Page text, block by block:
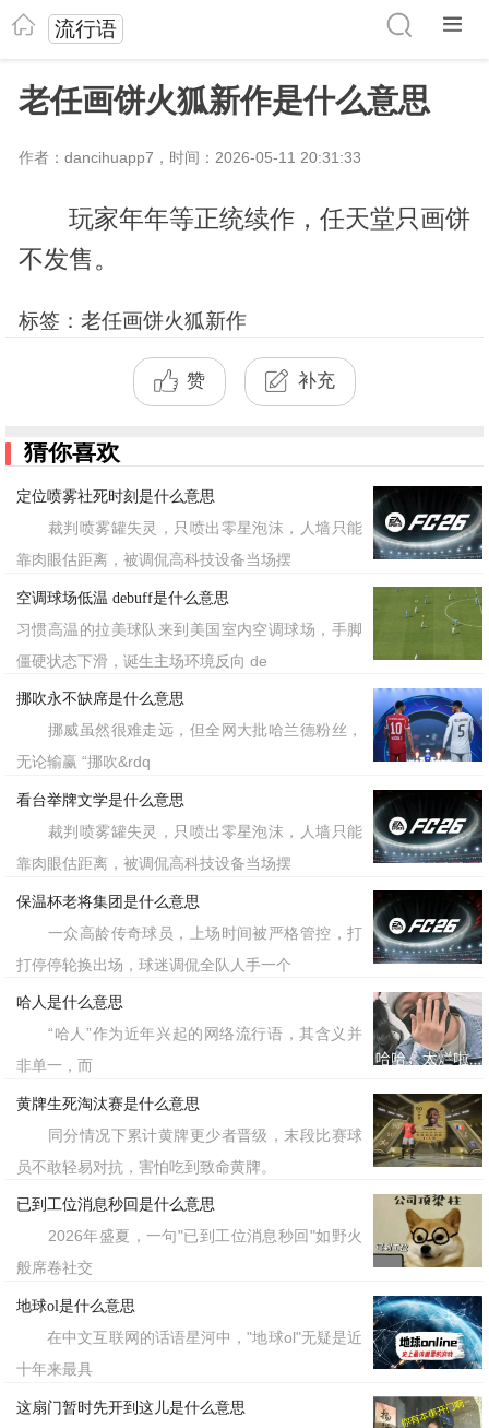
流行语
老任画饼火狐新作是什么意思
作者：dancihuapp7，时间：2026-05-11 20:31:33
玩家年年等正统续作，任天堂只画饼
不发售。
标签：老任画饼火狐新作
赞 补充
猜你喜欢
定位喷雾社死时刻是什么意思
裁判喷雾罐失灵，只喷出零星泡沫，人墙只能
靠肉眼估距离，被调侃高科技设备当场摆
空调球场低温 debuff是什么意思
习惯高温的拉美球队来到美国室内空调球场，手脚
僵硬状态下滑，诞生主场环境反向 de
挪吹永不缺席是什么意思
挪威虽然很难走远，但全网大批哈兰德粉丝，
无论输赢 “挪吹&rdq
看台举牌文学是什么意思
裁判喷雾罐失灵，只喷出零星泡沫，人墙只能
靠肉眼估距离，被调侃高科技设备当场摆
保温杯老将集团是什么意思
一众高龄传奇球员，上场时间被严格管控，打
打停停轮换出场，球迷调侃全队人手一个
哈人是什么意思
“哈人”作为近年兴起的网络流行语，其含义并
非单一，而
黄牌生死淘汰赛是什么意思
同分情况下累计黄牌更少者晋级，末段比赛球
员不敢轻易对抗，害怕吃到致命黄牌。
已到工位消息秒回是什么意思
2026年盛夏，一句"已到工位消息秒回"如野火
般席卷社交
地球ol是什么意思
在中文互联网的话语星河中，"地球ol"无疑是近
十年来最具
这扇门暂时先开到这儿是什么意思